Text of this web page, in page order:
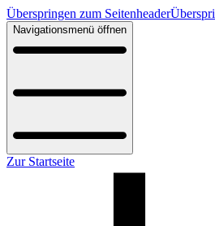
Überspringen zum Seitenheader
Navigationsmenü öffnen
Zur Startseite